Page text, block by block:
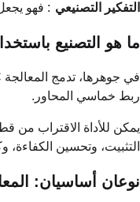
التفكير التصنيعي : فهو
ما هو التصنيع باستخدام
ربط خماسي المحاور.
يمكن للأداة الاقتراب من
التثبيت، وتحسين الكفاءة،
نوعان أساسيان: المعالجة الآلية ذات